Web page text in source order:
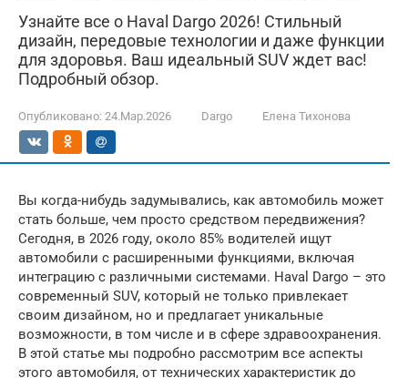
Узнайте все о Haval Dargo 2026! Стильный
дизайн, передовые технологии и даже функции
для здоровья. Ваш идеальный SUV ждет вас!
Подробный обзор.
Опубликовано: 24.Мар.2026 Dargo Елена Тихонова
Вы когда-нибудь задумывались, как автомобиль может
стать больше, чем просто средством передвижения?
Сегодня, в 2026 году, около 85% водителей ищут
автомобили с расширенными функциями, включая
интеграцию с различными системами. Haval Dargo – это
современный SUV, который не только привлекает
своим дизайном, но и предлагает уникальные
возможности, в том числе и в сфере здравоохранения.
В этой статье мы подробно рассмотрим все аспекты
этого автомобиля, от технических характеристик до